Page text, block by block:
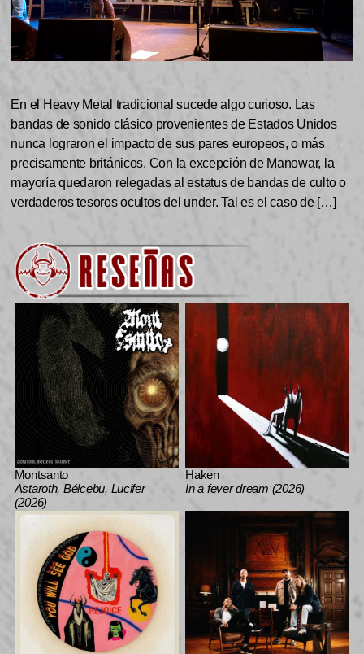
En el Heavy Metal tradicional sucede algo curioso. Las
bandas de sonido clásico provenientes de Estados Unidos
nunca lograron el impacto de sus pares europeos, o más
precisamente británicos. Con la excepción de Manowar, la
mayoría quedaron relegadas al estatus de bandas de culto o
verdaderos tesoros ocultos del under. Tal es el caso de […]
Montsanto
Astaroth, Bélcebu, Lucifer
(2026)
Haken
In a fever dream (2026)